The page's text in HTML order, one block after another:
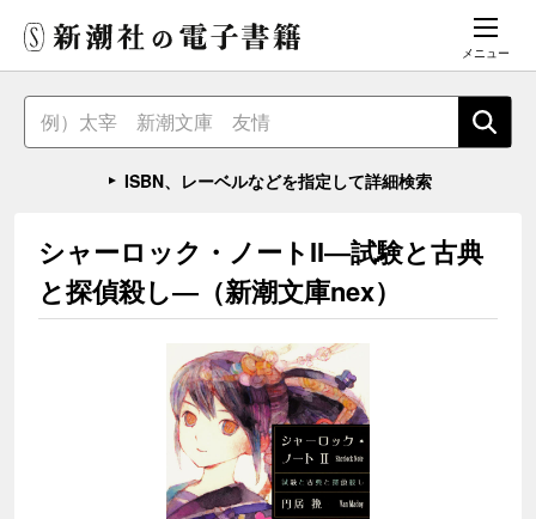
メニュー
ISBN、レーベルなどを指定して詳細検索
シャーロック・ノートII―試験と古典
と探偵殺し―（新潮文庫nex）